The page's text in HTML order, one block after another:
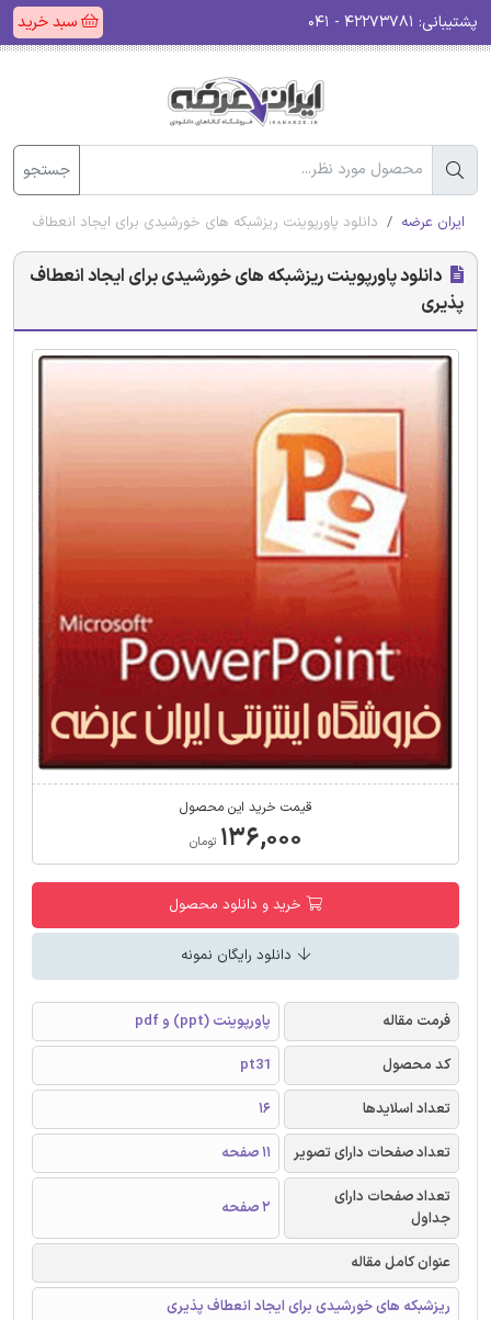
پشتیبانی: سبد خرید
جستجو
ایران عرضه دانلود پاورپوینت ریزشبکه های خورشیدی برای ایجاد انعطاف
دانلود پاورپوینت ریزشبکه های خورشیدی برای ایجاد انعطاف
پذیری
قیمت خرید این محصول
۱۳۶,۰۰۰ تومان
خرید و دانلود محصول
دانلود رایگان نمونه
فرمت مقاله
پاورپوینت (ppt) و pdf
کد محصول
pt31
تعداد اسلایدها
16
تعداد صفحات دارای تصویر
11 صفحه
تعداد صفحات دارای
جداول
2 صفحه
عنوان کامل مقاله
ریزشبکه های خورشیدی برای ایجاد انعطاف پذیری